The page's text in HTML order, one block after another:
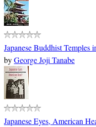
Japanese Buddhist
byGeorge Joji Tanabe
Japanese Eyes, American